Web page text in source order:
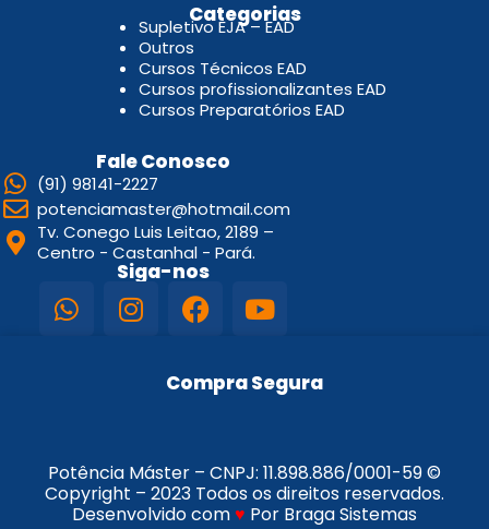
Categorias
Supletivo EJA – EAD
Outros
Cursos Técnicos EAD
Cursos profissionalizantes EAD
Cursos Preparatórios EAD
Fale Conosco
(91) 98141-2227
potenciamaster@hotmail.com
Tv. Conego Luis Leitao, 2189 –
Centro - Castanhal - Pará.
Siga-nos
Compra Segura
Potência Máster – CNPJ: 11.898.886/0001-59©
Copyright – 2023 Todos os direitos reservados.
Desenvolvido com♥ Por Braga Sistemas